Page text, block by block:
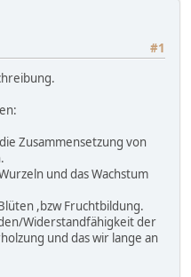
#1
Zusammensetzung von
und das Wachstum
,bzw Fruchtbildung.
Widerstandfähigkeit der
und das wir lange an